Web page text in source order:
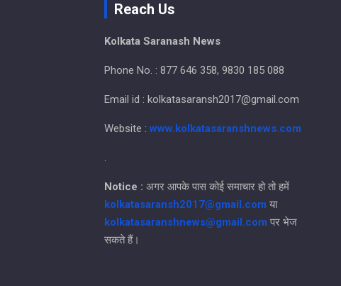
Reach Us
Kolkata Saranash News
Phone No. : 877 646 358, 9830 185 088
Email id : kolkatasaransh2017@gmail.com
Website : www.kolkatasaranshnews.com
.
Notice : अगर आपके पास कोई समाचार हो तो हमें
kolkatasaransh2017@gmail.com या
kolkatasaranshnews@gmail.com पर भेज
सकते हैं।